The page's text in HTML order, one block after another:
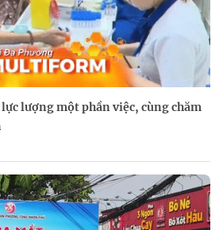
lượng một phần việc, cùng chăm